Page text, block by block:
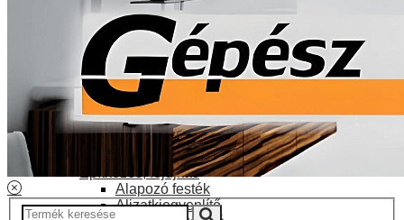
Kategóriák menü
Bolhapiac
Elektromos fűtés
Építkezés, fejújítás
Alapozó festék
Aljzatkiegyenlítő